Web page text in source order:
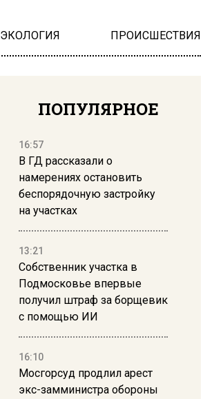
ЭКОЛОГИЯ ПРОИСШЕСТВИЯ
ПОПУЛЯРНОЕ
16:57
В ГД рассказали о
намерениях остановить
беспорядочную застройку
на участках
13:21
Собственник участка в
Подмосковье впервые
получил штраф за борщевик
с помощью ИИ
16:10
Мосгорсуд продлил арест
экс-замминистра обороны